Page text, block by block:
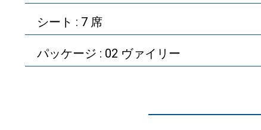
シート : 7 席
パッケージ : 02 ヴァイリー